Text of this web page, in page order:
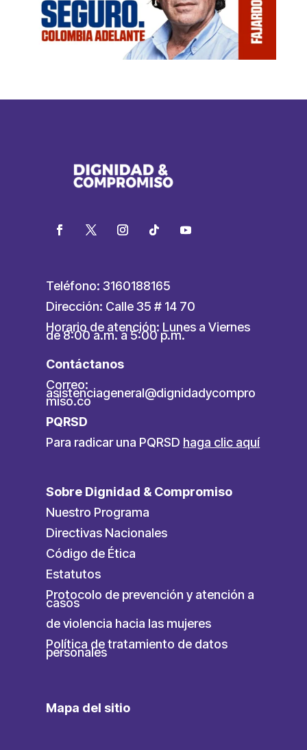
Teléfono: 3160188165
Dirección: Calle 35 # 14 70
Horario de atención: Lunes a Viernes
de 8:00 a.m. a 5:00 p.m.
Contáctanos
Correo:
asistenciageneral@dignidadycompro
miso.co
PQRSD
Para radicar una PQRSD haga clic aquí
Sobre Dignidad & Compromiso
Nuestro Programa
Directivas Nacionales
Código de Ética
Estatutos
Protocolo de prevención y atención a
casos
de violencia hacia las mujeres
Política de tratamiento de datos
personales
Mapa del sitio